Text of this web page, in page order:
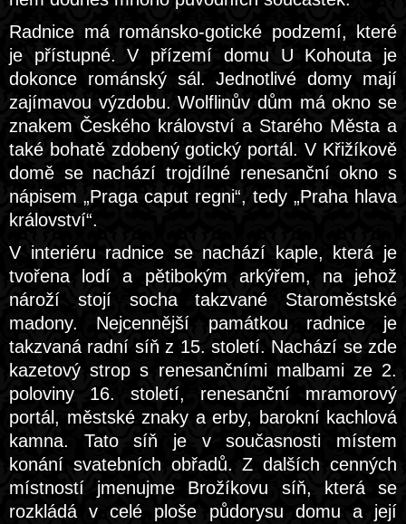
Radnice má románsko-gotické podzemí, které
je přístupné. V přízemí domu U Kohouta je
dokonce románský sál. Jednotlivé domy mají
zajímavou výzdobu. Wolflinův dům má okno se
znakem Českého království a Starého Města a
také bohatě zdobený gotický portál. V Křižíkově
domě se nachází trojdílné renesanční okno s
nápisem „Praga caput regni“, tedy „Praha hlava
království“.
V interiéru radnice se nachází kaple, která je
tvořena lodí a pětibokým arkýřem, na jehož
nároží stojí socha takzvané Staroměstské
madony. Nejcennější památkou radnice je
takzvaná radní síň z 15. století. Nachází se zde
kazetový strop s renesančními malbami ze 2.
poloviny 16. století, renesanční mramorový
portál, městské znaky a erby, barokní kachlová
kamna. Tato síň je v současnosti místem
konání svatebních obřadů. Z dalších cenných
místností jmenujme Brožíkovu síň, která se
rozkládá v celé ploše půdorysu domu a její